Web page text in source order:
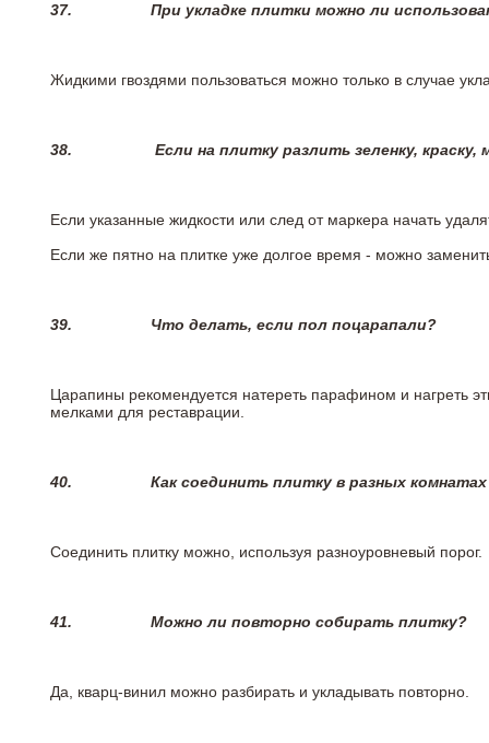
37. При укладке плитки можно ли
Жидкими гвоздями пользоваться можно только в случае
38. Если на плитку разлить зеленку,
Если указанные жидкости или след от маркера начать
Если же пятно на плитке уже долгое время - можно
39. Что делать, если пол поцарапали?
Царапины рекомендуется натереть парафином и нагреть
мелками для реставрации.
40. Как соединить плитку в разных
Соединить плитку можно, используя разноуровневый порог.
41. Можно ли повторно собирать плитку?
Да, кварц-винил можно разбирать и укладывать повторно.